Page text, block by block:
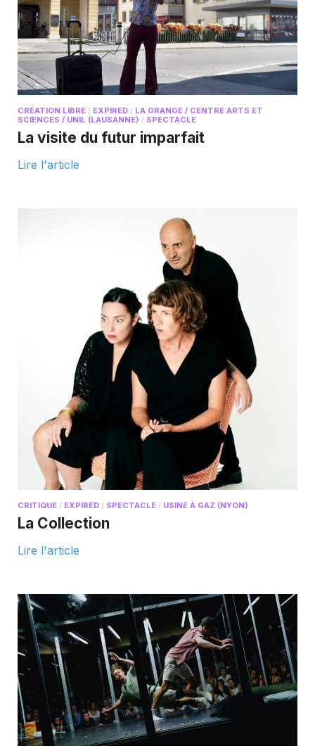
CRÉATION LIBRE / EXPIRED / LA GRANGE / CENTRE ARTS ET
SCIENCES / UNIL (LAUSANNE) / SPECTACLE
La visite du futur imparfait
Lire l'article
CRITIQUE / EXPIRED / SPECTACLE / USINE À GAZ (NYON)
La Collection
Lire l'article